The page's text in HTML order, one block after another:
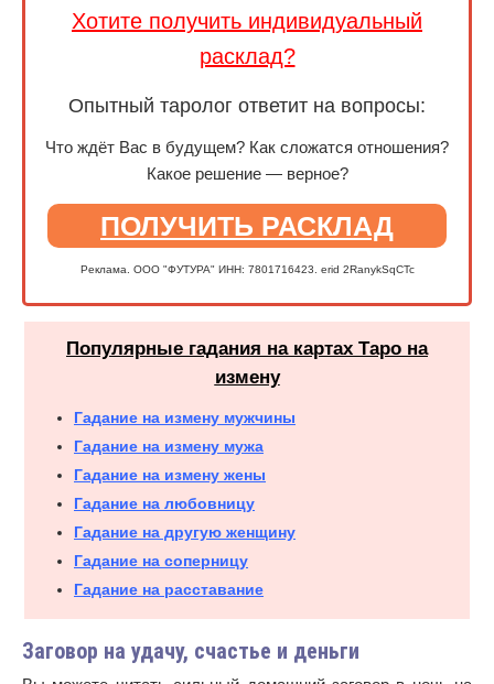
Хотите получить индивидуальный
расклад?
Опытный таролог ответит на вопросы:
Что ждёт Вас в будущем? Как сложатся отношения?
Какое решение — верное?
ПОЛУЧИТЬ РАСКЛАД
Реклама. ООО "ФУТУРА" ИНН: 7801716423. erid 2RanykSqCTc
Популярные гадания на картах Таро на
измену
Гадание на измену мужчины
Гадание на измену мужа
Гадание на измену жены
Гадание на любовницу
Гадание на другую женщину
Гадание на соперницу
Гадание на расставание
Заговор на удачу, счастье и деньги